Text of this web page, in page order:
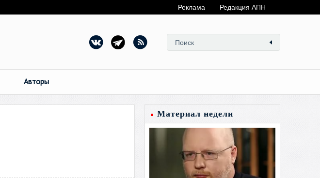
Реклама Редакция АПН
Авторы
Материал недели